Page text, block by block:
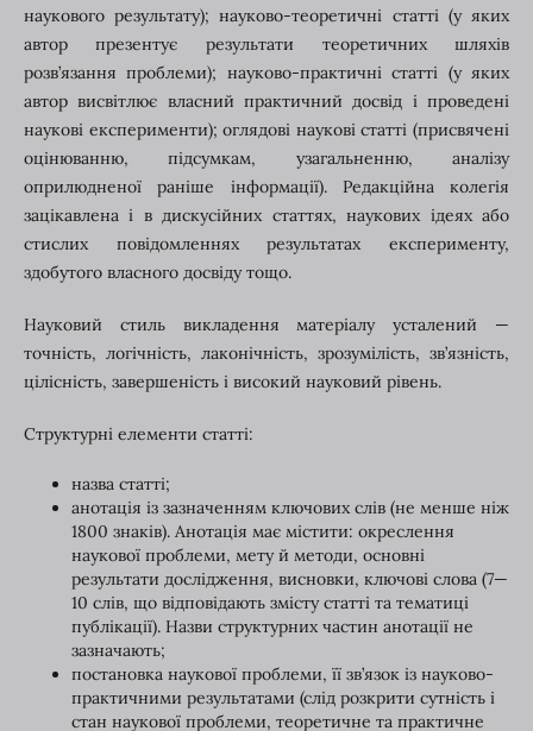
наукового результату); науково-теоретичні статті (у яких
автор презентує результати теоретичних шляхів
розв’язання проблеми); науково-практичні статті (у яких
автор висвітлює власний практичний досвід і проведені
наукові експерименти); оглядові наукові статті (присвячені
оцінюванню, підсумкам, узагальненню, аналізу
оприлюдненої раніше інформації). Редакційна колегія
зацікавлена і в дискусійних статтях, наукових ідеях або
стислих повідомленнях результатах експерименту,
здобутого власного досвіду тощо.
Науковий стиль викладення матеріалу усталений —
точність, логічність, лаконічність, зрозумілість, зв’язність,
цілісність, завершеність і високий науковий рівень.
Структурні елементи статті:
назва статті;
анотація із зазначенням ключових слів (не менше ніж
1800 знаків). Анотація має містити: окреслення
наукової проблеми, мету й методи, основні
результати дослідження, висновки, ключові слова (7—
10 слів, що відповідають змісту статті та тематиці
публікації). Назви структурних частин анотації не
зазначають;
постановка наукової проблеми, її зв’язок із науково-
практичними результатами (слід розкрити сутність і
стан наукової проблеми, теоретичне та практичне